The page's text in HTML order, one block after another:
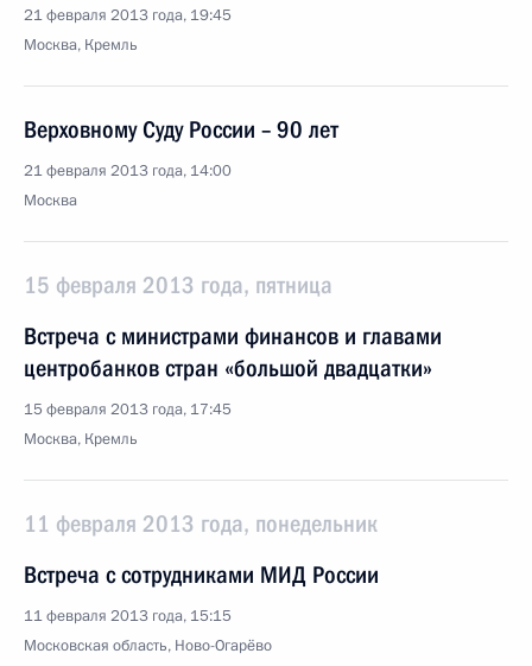
21 февраля 2013 года, 19:45
Москва, Кремль
Верховному Суду России – 90 лет
21 февраля 2013 года, 14:00
Москва
15 февраля 2013 года, пятница
Встреча с министрами финансов и главами
центробанков стран «большой двадцатки»
15 февраля 2013 года, 17:45
Москва, Кремль
11 февраля 2013 года, понедельник
Встреча с сотрудниками МИД России
11 февраля 2013 года, 15:15
Московская область, Ново-Огарёво